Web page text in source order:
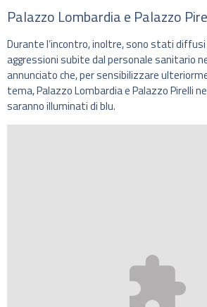
Palazzo Lombardia e Palazzo
Durante l’incontro, inoltre, sono stati
aggressioni subite dal personale sanitario
annunciato che, per sensibilizzare
tema, Palazzo Lombardia e Palazzo Pirelli
saranno illuminati di blu.